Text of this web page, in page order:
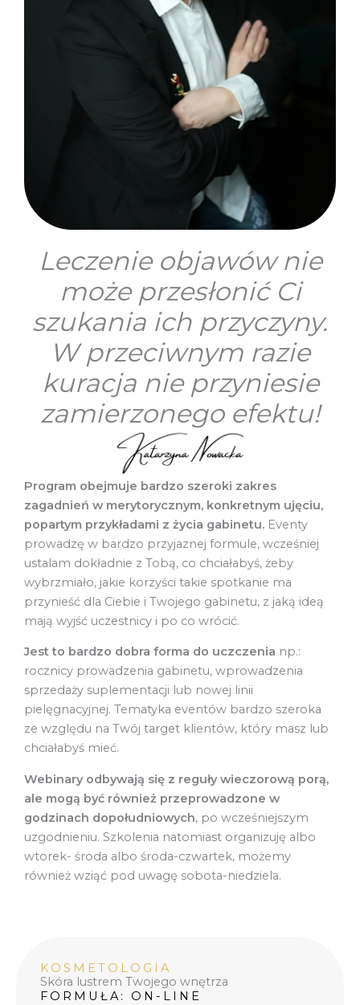
Leczenie objawów nie
może przesłonić Ci
szukania ich przyczyny.
W przeciwnym razie
kuracja nie przyniesie
zamierzonego efektu!
Program obejmuje bardzo szeroki zakres
zagadnień w merytorycznym, konkretnym ujęciu,
popartym przykładami z życia gabinetu. Eventy
prowadzę w bardzo przyjaznej formule, wcześniej
ustalam dokładnie z Tobą, co chciałabyś, żeby
wybrzmiało, jakie korzyści takie spotkanie ma
przynieść dla Ciebie i Twojego gabinetu, z jaką ideą
mają wyjść uczestnicy i po co wrócić.
Jest to bardzo dobra forma do uczczenia np.:
rocznicy prowadzenia gabinetu, wprowadzenia
sprzedaży suplementacji lub nowej linii
pielęgnacyjnej. Tematyka eventów bardzo szeroka
ze względu na Twój target klientów, który masz lub
chciałabyś mieć.
Webinary odbywają się z reguły wieczorową porą,
ale mogą być również przeprowadzone w
godzinach dopołudniowych, po wcześniejszym
uzgodnieniu. Szkolenia natomiast organizuję albo
wtorek- środa albo środa-czwartek, możemy
również wziąć pod uwagę sobota-niedziela.
KOSMETOLOGIA
Skóra lustrem Twojego wnętrza
FORMUŁA: ON-LINE